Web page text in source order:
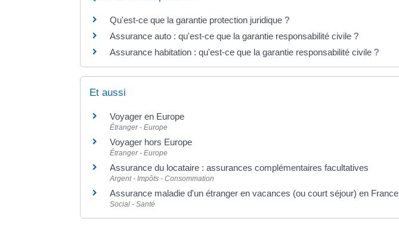
Qu'est-ce que la garantie protection juridique ?
Assurance auto : qu'est-ce que la garantie responsabilité civile ?
Assurance habitation : qu'est-ce que la garantie responsabilité civile ?
Et aussi
Voyager en Europe
Étranger - Europe
Voyager hors Europe
Étranger - Europe
Assurance du locataire : assurances complémentaires facultatives
Argent - Impôts - Consommation
Assurance maladie d'un étranger en vacances (ou court séjour) en France
Social - Santé